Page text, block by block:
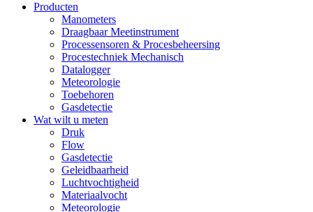
Producten
Manometers
Draagbaar Meetinstrument
Processensoren & Procesbeheersing
Procestechniek Mechanisch
Datalogger
Meteorologie
Toebehoren
Gasdetectie
Wat wilt u meten
Druk
Flow
Gasdetectie
Geleidbaarheid
Luchtvochtigheid
Materiaalvocht
Meteorologie